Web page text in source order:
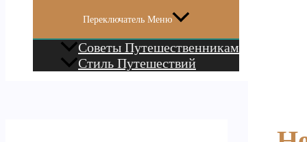
Переключатель Меню
Советы Путешественникам
Стиль Путешествий